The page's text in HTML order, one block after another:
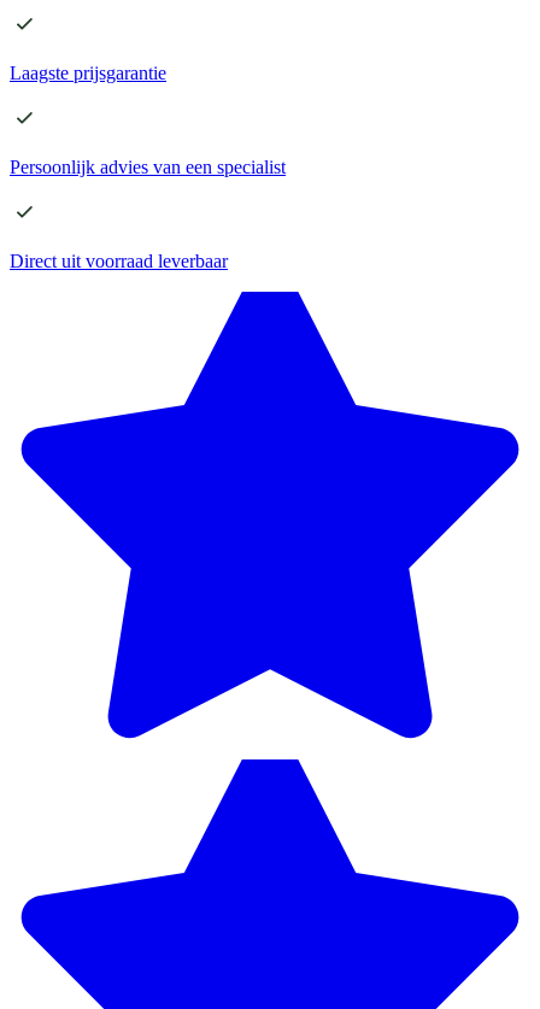
Laagste prijsgarantie
Persoonlijk advies van een specialist
Direct uit voorraad leverbaar